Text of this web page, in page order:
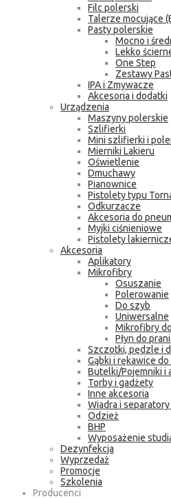
Filc polerski
Talerze mocujące
Pasty polerskie
Mocno i
Lekko
One Step
Zestawy
IPA i Zmywacze
Akcesoria i dodatki
Urządzenia
Maszyny polerskie
Szlifierki
Mini szlifierki i
Mierniki Lakieru
Oświetlenie
Dmuchawy
Pianownice
Pistolety typu
Odkurzacze
Akcesoria do
Myjki ciśnieniowe
Pistolety
Akcesoria
Aplikatory
Mikrofibry
Osuszanie
Polerowanie
Do szyb
Uniwersalne
Mikrofibry
Płyn do
Szczotki, pędzle i
Gąbki i rękawice do
Butelki/Pojemniki i
Torby i gadżety
Inne akcesoria
Wiadra i
Odzież
BHP
Wyposażenie
Dezynfekcja
Wyprzedaż
Promocje
Szkolenia
Producenci